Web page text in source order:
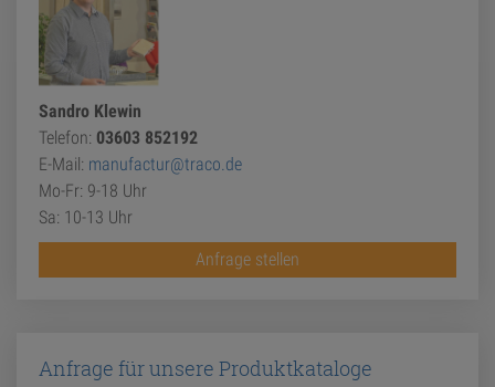
Sandro Klewin
Telefon: 03603 852192
E-Mail: manufactur@traco.de
Mo-Fr: 9-18 Uhr
Sa: 10-13 Uhr
Anfrage stellen
Anfrage für unsere Produktkataloge